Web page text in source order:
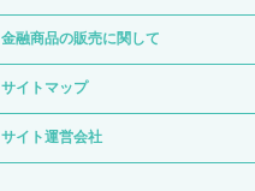
金融商品の販売に関して
サイトマップ
サイト運営会社